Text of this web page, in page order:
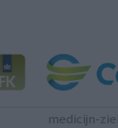
medicijn-